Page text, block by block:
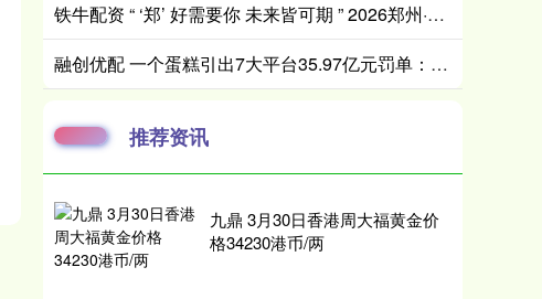
铁牛配资 “ ‘郑’ 好需要你 未来皆可期 ” 2026郑州·大学生集中毕业典礼举行
融创优配 一个蛋糕引出7大平台35.97亿元罚单：6.7万余家“幽灵店铺”黑产调查
推荐资讯
九鼎 3月30日香港周大福黄金价
格34230港币/两